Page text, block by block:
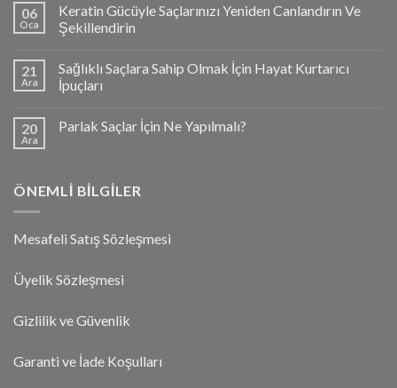
06
Oca
Keratin Gücüyle Saçlarınızı Yeniden Canlandırın Ve
Şekillendirin
21
Ara
Sağlıklı Saçlara Sahip Olmak İçin Hayat Kurtarıcı
İpuçları
20
Ara
Parlak Saçlar İçin Ne Yapılmalı?
ÖNEMLI BILGILER
Mesafeli Satış Sözleşmesi
Üyelik Sözleşmesi
Gizlilik ve Güvenlik
Garanti ve İade Koşulları